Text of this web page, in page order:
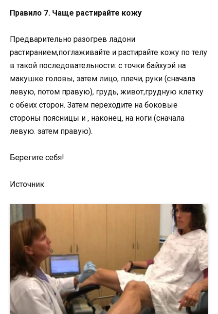
Правило 7. Чаще растирайте кожу
Предварительно разогрев ладони
растиранием,поглаживайте и растирайте кожу по телу
в такой последовательности: с точки байхуэй на
макушке головы, затем лицо, плечи, руки (сначала
левую, потом правую), грудь, живот,грудную клетку
с обеих сторон. Затем переходите на боковые
стороны поясницы и , наконец, на ноги (сначала
левую. затем правую).
Берегите себя!
Источник